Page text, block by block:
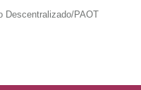
Descentralizado/PAOT